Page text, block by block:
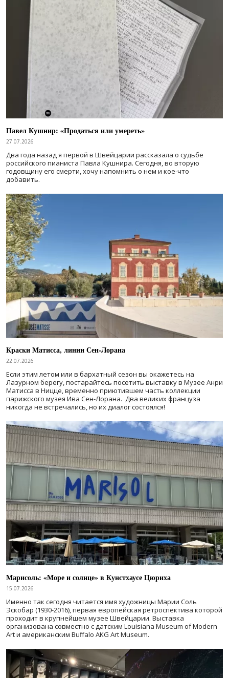
Павел Кушнир: «Продаться или умереть»
27.07.2026
Два года назад я первой в Швейцарии рассказала о судьбе
российского пианиста Павла Кушнира. Сегодня, во вторую
годовщину его смерти, хочу напомнить о нем и кое-что
добавить.
Краски Матисса, линии Сен-Лорана
22.07.2026
Если этим летом или в бархатный сезон вы окажетесь на
Лазурном берегу, постарайтесь посетить выставку в Музее Анри
Матисса в Ницце, временно приютившем часть коллекции
парижского музея Ива Сен-Лорана. Два великих француза
никогда не встречались, но их диалог состоялся!
Марисоль: «Море и солнце» в Кунстхаусе Цюриха
15.07.2026
Именно так сегодня читается имя художницы Марии Соль
Эскобар (1930-2016), первая европейская ретроспектива которой
проходит в крупнейшем музее Швейцарии. Выставка
организована совместно с датским Louisiana Museum of Modern
Art и американским Buffalo AKG Art Museum.